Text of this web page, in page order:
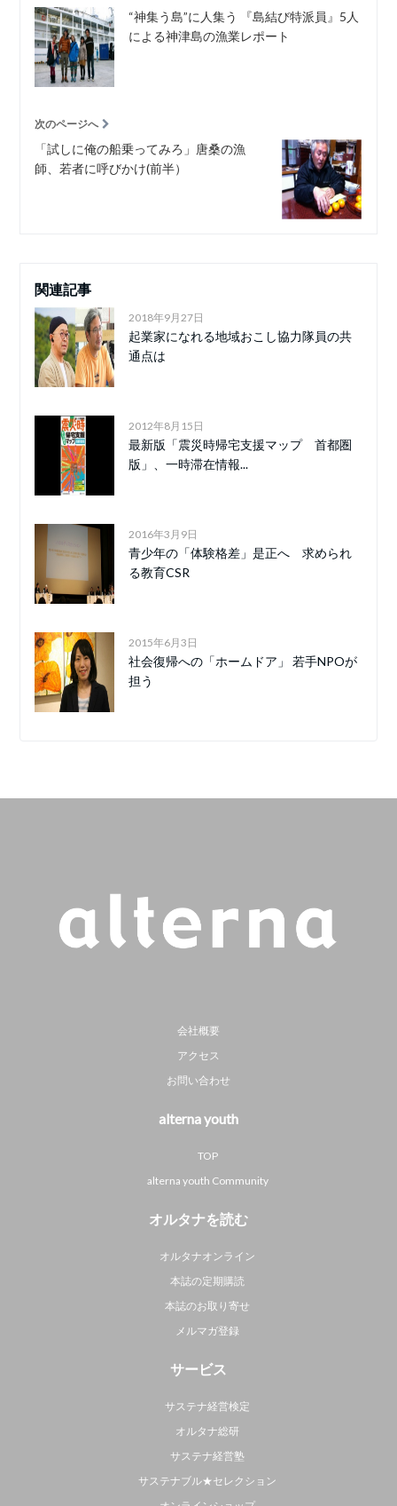
“神集う島”に人集う 『島結び特派員』5人
による神津島の漁業レポート
次のページへ
「試しに俺の船乗ってみろ」唐桑の漁
師、若者に呼びかけ(前半）
関連記事
2018年9月27日
起業家になれる地域おこし協力隊員の共
通点は
2012年8月15日
最新版「震災時帰宅支援マップ 首都圏
版」、一時滞在情報...
2016年3月9日
青少年の「体験格差」是正へ 求められ
る教育CSR
2015年6月3日
社会復帰への「ホームドア」 若手NPOが
担う
会社概要
アクセス
お問い合わせ
alterna youth
TOP
alterna youth Community
オルタナを読む
オルタナオンライン
本誌の定期購読
本誌のお取り寄せ
メルマガ登録
サービス
サステナ経営検定
オルタナ総研
サステナ経営塾
サステナブル★セレクション